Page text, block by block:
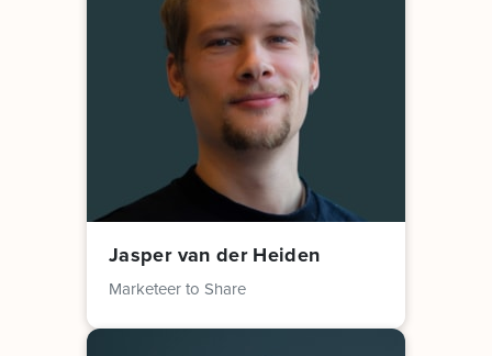
Jasper van der Heiden
Marketeer to Share